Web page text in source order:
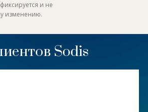
и не
изменению.
Sodis